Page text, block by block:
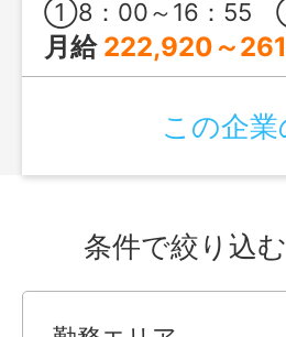
①8：00～16：55
月給 222,920～
この企
条件で絞り込む